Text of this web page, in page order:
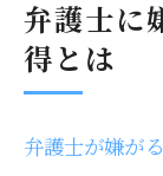
弁護士に
得とは
弁護士が嫌が